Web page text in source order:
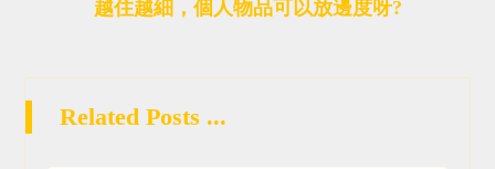
越住越細，個人物品可以放邊度呀?
Related Posts ...